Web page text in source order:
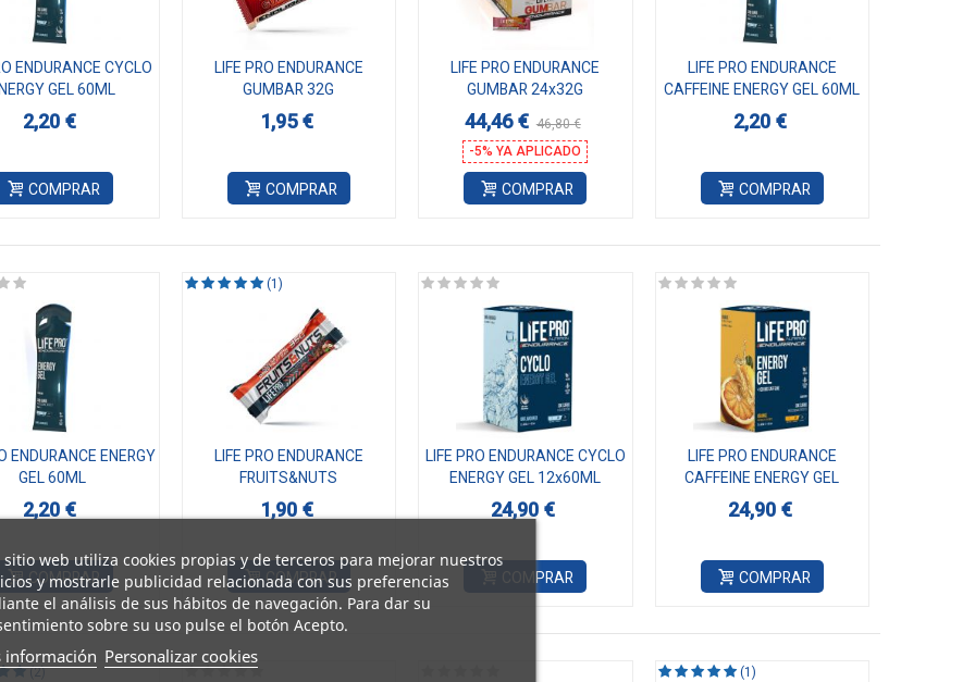
ENDURANCE CYCLO
GEL 60ML
2,20 €
COMPRAR
LIFE PRO ENDURANCE
GUMBAR 32G
1,95 €
COMPRAR
LIFE PRO ENDURANCE
GUMBAR 24x32G
44,46 € 46,80 €
-5% YA APLICADO
COMPRAR
LIFE PRO ENDURANCE
CAFFEINE ENERGY GEL 60ML
2,20 €
COMPRAR
ENDURANCE ENERGY
GEL 60ML
2,20 €
COMPRAR
(1)
LIFE PRO ENDURANCE
FRUITS&NUTS
1,90 €
COMPRAR
LIFE PRO ENDURANCE CYCLO
ENERGY GEL 12x60ML
24,90 €
COMPRAR
LIFE PRO ENDURANCE
CAFFEINE ENERGY GEL
12x60ML
24,90 €
COMPRAR
(2)
(1)
sitio web utiliza cookies propias y de terceros para mejorar nuestros
y mostrarle publicidad relacionada con sus preferencias
el análisis de sus hábitos de navegación. Para dar su
sobre su uso pulse el botón Acepto.
información Personalizar cookies